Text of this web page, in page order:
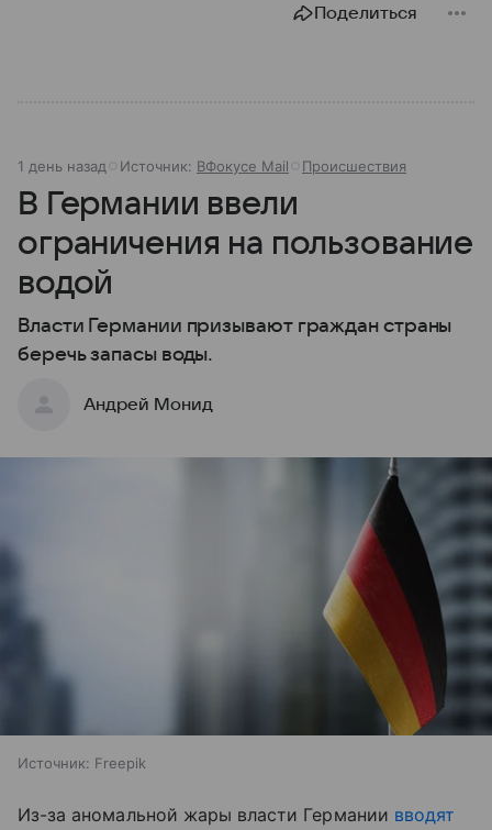
Поделиться
1 день назад Источник: ВФокусе Mail Происшествия
В Германии ввели
ограничения на пользование
водой
Власти Германии призывают граждан страны
беречь запасы воды.
Андрей Монид
Источник: Freepik
Из-за аномальной жары власти Германии вводят